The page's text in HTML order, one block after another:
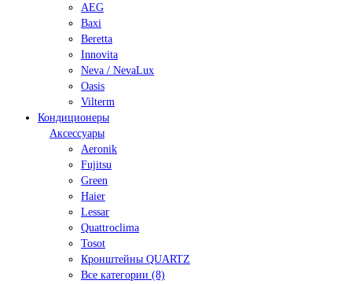
AEG
Baxi
Beretta
Innovita
Neva / NevaLux
Oasis
Vilterm
Кондиционеры
Аксессуары
Aeronik
Fujitsu
Green
Haier
Lessar
Quattroclima
Tosot
Кронштейны QUARTZ
Все категории (8)